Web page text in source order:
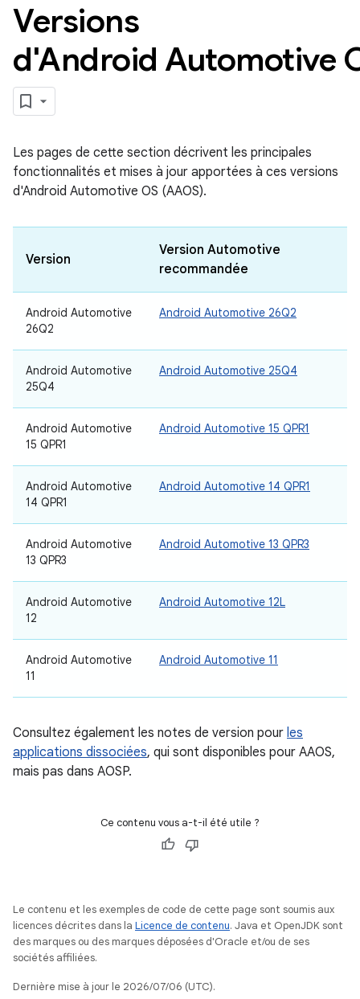
Versions
d'Android Automotive
Les pages de cette section décrivent les principales
fonctionnalités et mises à jour apportées à ces versions
d'Android Automotive OS (AAOS).
Version
Version Automotive
recommandée
Android Automotive
26Q2
Android Automotive 26Q2
Android Automotive
25Q4
Android Automotive 25Q4
Android Automotive
15 QPR1
Android Automotive 15 QPR1
Android Automotive
14 QPR1
Android Automotive 14 QPR1
Android Automotive
13 QPR3
Android Automotive 13 QPR3
Android Automotive
12
Android Automotive 12L
Android Automotive
11
Android Automotive 11
Consultez également les notes de version pour les
applications dissociées, qui sont disponibles pour AAOS,
mais pas dans AOSP.
Ce contenu vous a-t-il été utile ?
Le contenu et les exemples de code de cette page sont soumis aux
licences décrites dans la Licence de contenu. Java et OpenJDK sont
des marques ou des marques déposées d'Oracle et/ou de ses
sociétés affiliées.
Dernière mise à jour le 2026/07/06 (UTC).